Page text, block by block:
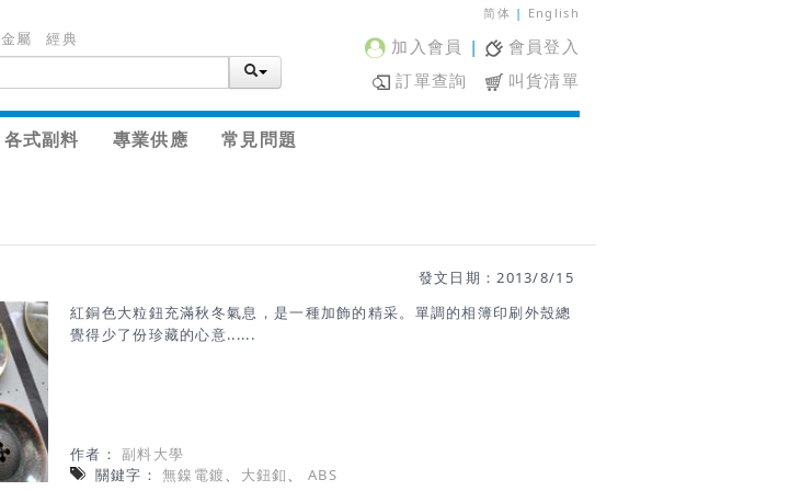
金屬 經典
简体 | English
加入會員 |
會員登入
訂單查詢
叫貨清單
各式副料 專業供應 常見問題
發文日期：2013/8/15
紅銅色大粒鈕充滿秋冬氣息，是一種加飾的精采。單調的相簿印刷外殼總
覺得少了份珍藏的心意......
作者：副料大學
關鍵字：無鎳電鍍、 大鈕釦、 ABS